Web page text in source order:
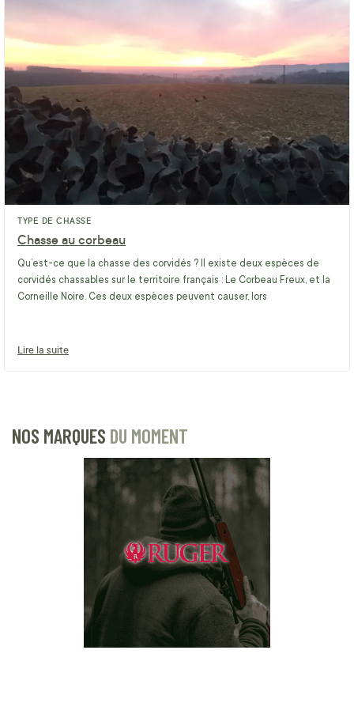
TYPE DE CHASSE
Chasse au corbeau
Qu’est-ce que la chasse des corvidés ? Il existe deux espèces de
corvidés chassables sur le territoire français : Le Corbeau Freux, et la
Corneille Noire. Ces deux espèces peuvent causer, lors
Lire la suite
NOS MARQUES DU MOMENT